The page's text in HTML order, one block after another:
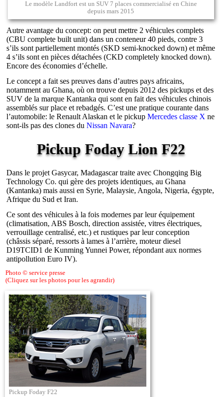
Le modèle Landfort est un SUV 7 places commercialisé en Chine
depuis mars 2015
Autre avantage du concept: on peut mettre 2 véhicules complets
(CBU complete built unit) dans un conteneur 40 pieds, contre 3
s’ils sont partiellement montés (SKD semi-knocked down) et même
4 s’ils sont en pièces détachées (CKD completely knocked down).
Encore des économies d’échelle.
Le concept a fait ses preuves dans d’autres pays africains,
notamment au Ghana, où on trouve depuis 2012 des pickups et des
SUV de la marque Kantanka qui sont en fait des véhicules chinois
assemblés sur place et rebadgés. C’est une pratique courante dans
l’automobile: le Renault Alaskan et le pickupMercedes classe X ne
sont-ils pas des clones duNissan Navara?
Pickup Foday Lion F22
Dans le projet Gasycar, Madagascar traite avec Chongqing Big
Technology Co. qui gère des projets identiques, au Ghana
(Kantanka) mais aussi en Syrie, Malaysie, Angola, Nigeria, égypte,
Afrique du Sud et Iran.
Ce sont des véhicules à la fois modernes par leur équipement
(climatisation, ABS Bosch, direction assistée, vitres électriques,
verrouillage centralisé, etc.) et rustiques par leur conception
(châssis séparé, ressorts à lames à l’arrière, moteur diesel
D19TCID1 de Kunming Yunnei Power, répondant aux normes
antipollution Euro IV).
Photo © service presse
(Cliquez sur les photos pour les agrandir)
Pickup Foday F22